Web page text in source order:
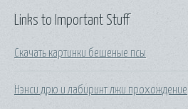
Links to Important Stuff
Скачать картинки бешеные псы
Нэнси дрю и лабиринт лжи прохождение